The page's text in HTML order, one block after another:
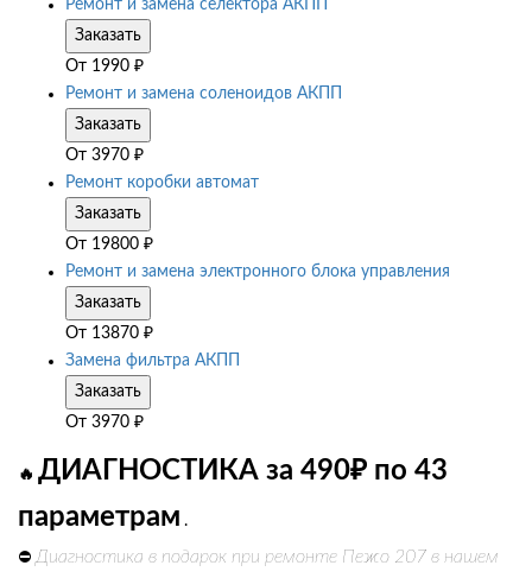
Ремонт и замена селектора АКПП
Заказать
От 1990 ₽
Ремонт и замена соленоидов АКПП
Заказать
От 3970 ₽
Ремонт коробки автомат
Заказать
От 19800 ₽
Ремонт и замена электронного блока управления
Заказать
От 13870 ₽
Замена фильтра АКПП
Заказать
От 3970 ₽
🔥 ДИАГНОСТИКА за 490₽ по 43
параметрам .
⛔ Диагностика в подарок при ремонте Пежо 207 в нашем